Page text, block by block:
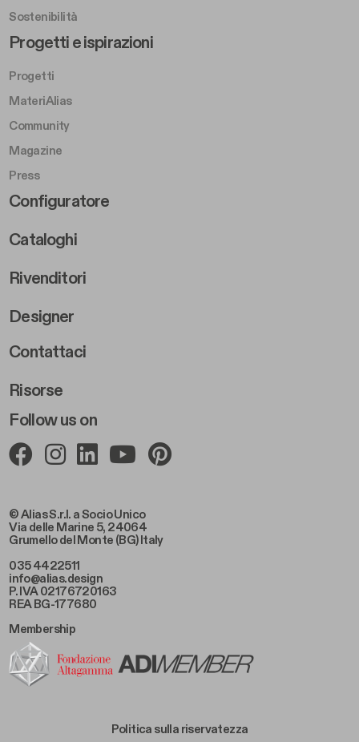
© Alias S.r.l. a Socio Unico
Via delle Marine 5, 24064
Grumello del Monte (BG) Italy
035 4422511
info@alias.design
P. IVA 02176720163
REA BG-177680
Sostenibilità
Follow us on
Footer Left Middle B
Progetti e ispirazioni
Progetti
MateriAlias
Community
Magazine
Press
Footer Right Middle B
Configuratore
Cataloghi
Rivenditori
Designer
Footer Right 2
Contattaci
Risorse
Membership
Footer Bottom Left
Politica sulla riservatezza